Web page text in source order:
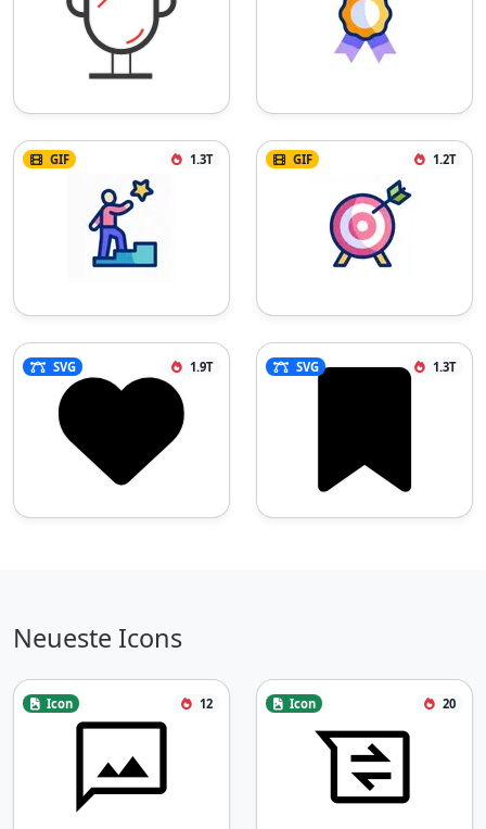
GIF 1.3T GIF 1.2T
SVG 1.9T SVG 1.3T
Neueste Icons
Icon 12 Icon 20